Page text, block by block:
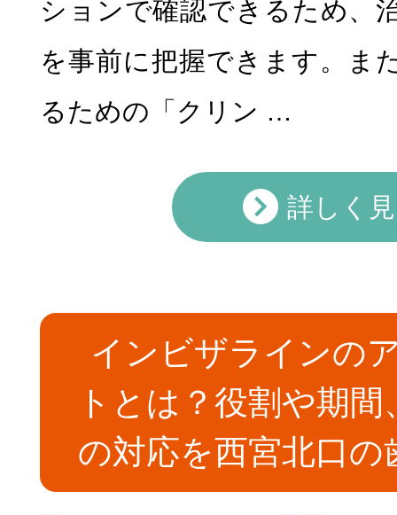
ションで確認できるため、
を事前に把握できます。ま
るための「クリン …
詳しく
インビザラインの
トとは？役割や期
の対応を西宮北口の